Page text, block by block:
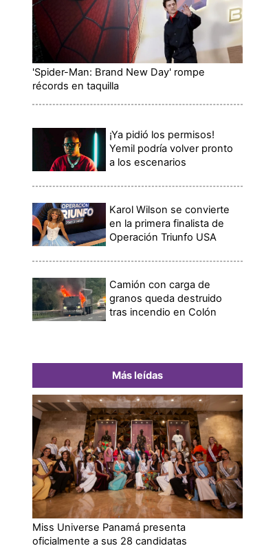
'Spider-Man: Brand New Day' rompe
récords en taquilla
¡Ya pidió los permisos!
Yemil podría volver pronto
a los escenarios
Karol Wilson se convierte
en la primera finalista de
Operación Triunfo USA
Camión con carga de
granos queda destruido
tras incendio en Colón
Más leídas
Miss Universe Panamá presenta
oficialmente a sus 28 candidatas